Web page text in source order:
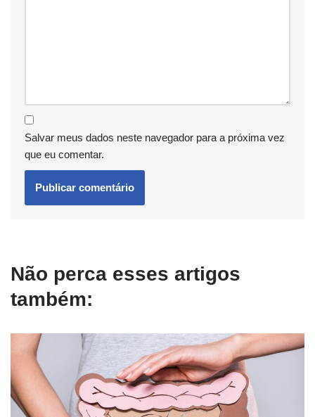
Salvar meus dados neste navegador para a próxima vez
que eu comentar.
Não perca esses artigos
também: